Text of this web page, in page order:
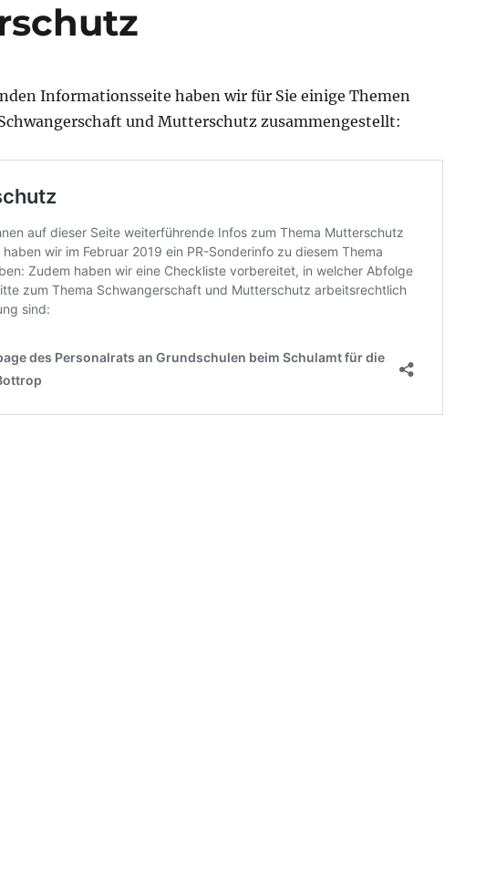
Informationsseite haben wir für Sie einige Themen
und Mutterschutz zusammengestellt: